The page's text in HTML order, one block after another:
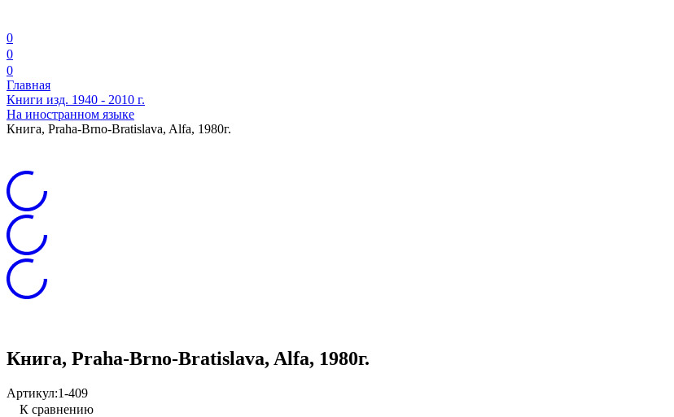
0
0
0
Главная
Книги изд. 1940 - 2010 г.
На иностранном языке
Книга, Praha-Brno-Bratislava, Alfa, 1980г.
Книга, Praha-Brno-Bratislava, Alfa, 1980г.
Артикул:1-409
К сравнению